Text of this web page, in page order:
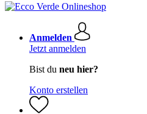
Anmelden
Jetzt anmelden
Bist du neu hier?
Konto erstellen